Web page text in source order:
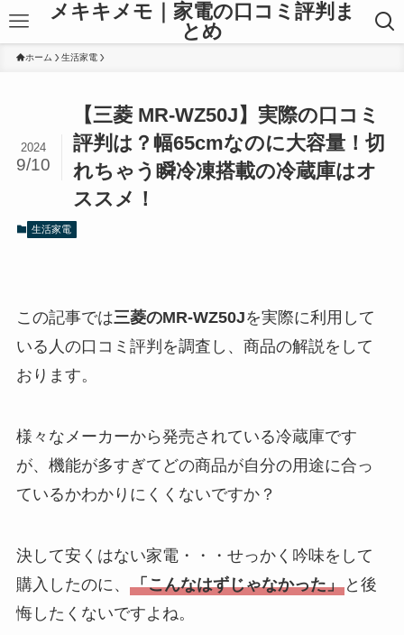
メキキメモ｜家電の口コミ評判ま
とめ
ホーム 生活家電
【三菱 MR-WZ50J】実際の口コミ
評判は？幅65cmなのに大容量！切
れちゃう瞬冷凍搭載の冷蔵庫はオ
ススメ！
2024
9/10
生活家電
この記事では三菱のMR-WZ50Jを実際に利用して
いる人の口コミ評判を調査し、商品の解説をして
おります。
様々なメーカーから発売されている冷蔵庫です
が、機能が多すぎてどの商品が自分の用途に合っ
ているかわかりにくくないですか？
決して安くはない家電・・・せっかく吟味をして
購入したのに、 「こんなはずじゃなかった」と後
悔したくないですよね。